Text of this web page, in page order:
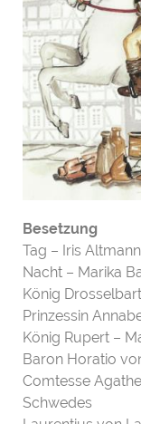
Besetzung
Tag – Iris Altmann
Nacht – Marika
König
Prinzessin
König Rupert –
Baron Horatio
Comtesse
Schwedes